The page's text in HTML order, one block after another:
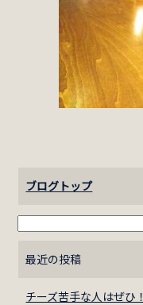
ブログトップ
最近の投稿
チーズ苦手な人はぜひ！